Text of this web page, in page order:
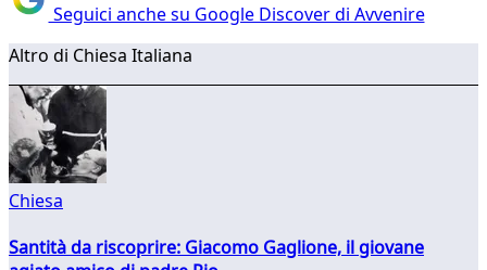
Seguici anche su Google Discover di Avvenire
Altro di Chiesa Italiana
Chiesa
Santità da riscoprire: Giacomo Gaglione, il giovane